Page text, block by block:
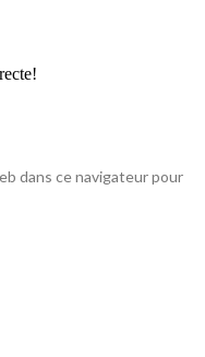
dans ce navigateur pour